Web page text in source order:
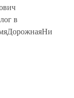
в